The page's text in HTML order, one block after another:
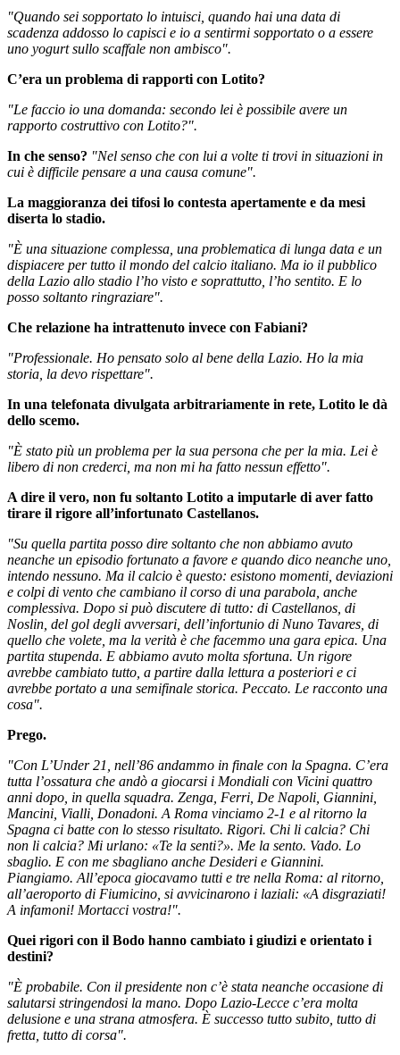
"Quando sei sopportato lo intuisci, quando hai una data di
scadenza addosso lo capisci e io a sentirmi sopportato o a essere
uno yogurt sullo scaffale non ambisco".
C’era un problema di rapporti con Lotito?
"Le faccio io una domanda: secondo lei è possibile avere un
rapporto costruttivo con Lotito?".
In che senso? "Nel senso che con lui a volte ti trovi in situazioni in
cui è difficile pensare a una causa comune".
La maggioranza dei tifosi lo contesta apertamente e da mesi
diserta lo stadio.
"È una situazione complessa, una problematica di lunga data e un
dispiacere per tutto il mondo del calcio italiano. Ma io il pubblico
della Lazio allo stadio l’ho visto e soprattutto, l’ho sentito. E lo
posso soltanto ringraziare".
Che relazione ha intrattenuto invece con Fabiani?
"Professionale. Ho pensato solo al bene della Lazio. Ho la mia
storia, la devo rispettare".
In una telefonata divulgata arbitrariamente in rete, Lotito le dà
dello scemo.
"È stato più un problema per la sua persona che per la mia. Lei è
libero di non crederci, ma non mi ha fatto nessun effetto".
A dire il vero, non fu soltanto Lotito a imputarle di aver fatto
tirare il rigore all’infortunato Castellanos.
"Su quella partita posso dire soltanto che non abbiamo avuto
neanche un episodio fortunato a favore e quando dico neanche uno,
intendo nessuno. Ma il calcio è questo: esistono momenti, deviazioni
e colpi di vento che cambiano il corso di una parabola, anche
complessiva. Dopo si può discutere di tutto: di Castellanos, di
Noslin, del gol degli avversari, dell’infortunio di Nuno Tavares, di
quello che volete, ma la verità è che facemmo una gara epica. Una
partita stupenda. E abbiamo avuto molta sfortuna. Un rigore
avrebbe cambiato tutto, a partire dalla lettura a posteriori e ci
avrebbe portato a una semifinale storica. Peccato. Le racconto una
cosa".
Prego.
"Con L’Under 21, nell’86 andammo in finale con la Spagna. C’era
tutta l’ossatura che andò a giocarsi i Mondiali con Vicini quattro
anni dopo, in quella squadra. Zenga, Ferri, De Napoli, Giannini,
Mancini, Vialli, Donadoni. A Roma vinciamo 2-1 e al ritorno la
Spagna ci batte con lo stesso risultato. Rigori. Chi li calcia? Chi
non li calcia? Mi urlano: «Te la senti?». Me la sento. Vado. Lo
sbaglio. E con me sbagliano anche Desideri e Giannini.
Piangiamo. All’epoca giocavamo tutti e tre nella Roma: al ritorno,
all’aeroporto di Fiumicino, si avvicinarono i laziali: «A disgraziati!
A infamoni! Mortacci vostra!".
Quei rigori con il Bodo hanno cambiato i giudizi e orientato i
destini?
"È probabile. Con il presidente non c’è stata neanche occasione di
salutarsi stringendosi la mano. Dopo Lazio-Lecce c’era molta
delusione e una strana atmosfera. È successo tutto subito, tutto di
fretta, tutto di corsa".